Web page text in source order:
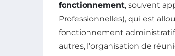
fonctionnement, souvent
Professionnelles), qui est
fonctionnement
autres, l’organisation de